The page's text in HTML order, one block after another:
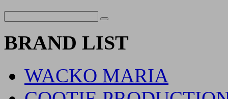
BRAND LIST
WACKO MARIA